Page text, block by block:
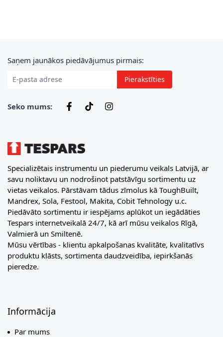
E-pasta adrese
Saņem jaunākos piedāvājumus pirmais:
Pierakstīties
Seko mums:
Specializētais instrumentu un piederumu veikals Latvijā, ar
savu noliktavu un nodrošinot patstāvīgu sortimentu uz
vietas veikalos. Pārstāvam tādus zīmolus kā ToughBuilt,
Mandrex, Sola, Festool, Makita, Cobit Tehnology u.c.
Piedāvāto sortimentu ir iespējams aplūkot un iegādāties
Tespars internetveikalā 24/7, kā arī mūsu veikalos Rīgā,
Valmierā un Smiltenē.
Mūsu vērtības - klientu apkalpošanas kvalitāte, kvalitatīvs
produktu klāsts, sortimenta daudzveidība, iepirkšanās
pieredze.
Informācija
Par mums